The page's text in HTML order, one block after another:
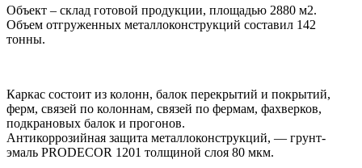
Объект – склад готовой продукции, площадью 2880 м2.
Объем отгруженных металлоконструкций составил 142
тонны.
Каркас состоит из колонн, балок перекрытий и покрытий,
ферм, связей по колоннам, связей по фермам, фахверков,
подкрановых балок и прогонов.
Антикоррозийная защита металлоконструкций, — грунт-
эмаль PRODECOR 1201 толщиной слоя 80 мкм.